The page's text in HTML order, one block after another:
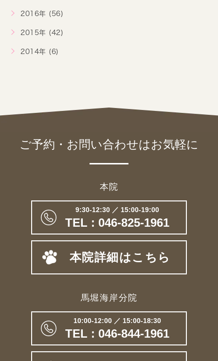
2016年 (56)
2015年 (42)
2014年 (6)
ご予約・お問い合わせはお気軽に
本院
9:30-12:30 ／ 15:00-19:00
TEL : 046-825-1961
本院詳細はこちら
馬堀海岸分院
10:00-12:00 ／ 15:00-18:30
TEL : 046-844-1961